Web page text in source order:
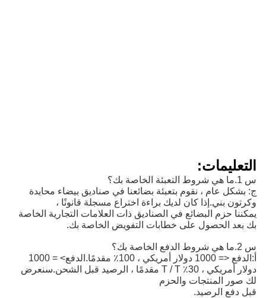
التعليمات:
س 1.ما هي شروط التعبئة الخاصة بك؟
ج: بشكل عام ، نقوم بتعبئة بضائعنا في صناديق بيضاء محايدة
وكرتون بني.إذا كان لديك براءة اختراع مسجلة قانونًا ،
يمكننا حزم البضائع في الصناديق ذات العلامات التجارية الخاصة
بك بعد الحصول على خطابات التفويض الخاصة بك.
س 2.ما هي شروط الدفع الخاصة بك؟
أ:
دولار أمريكي ، 30٪ T / T مقدمًا ، الرصيد قبل الشحن.
سنعرض
لك صور المنتجات والحزم
قبل دفع الرصيد.